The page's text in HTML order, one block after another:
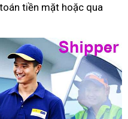
tiền mặt hoặc qua